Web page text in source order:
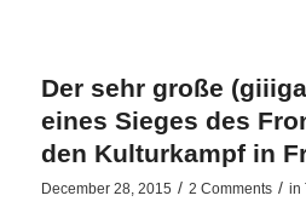
Der sehr große
eines Sieges des
den Kulturkampf in
December 28, 2015 / 2 Comments / in